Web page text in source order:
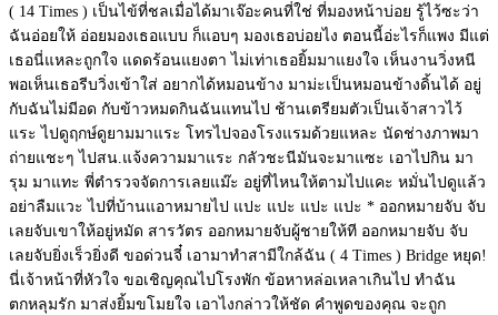
( 14 Times ) เป็นไข้ที่ชลเมื่อได้มาเจ๊อะคนที่ใช่ ที่มองหน้าบ่อย รู้ไว้ซะว่า
ฉันอ่อยให้ อ่อยมองเธอแบบ ก็แอบๆ มองเธอบ่อยไง ตอนนี้อ่ะไรก็แพง มีแต่
เธอนี่แหละถูกใจ แดดร้อนแยงตา ไม่เท่าเธอยิ้มมาแยงใจ เห็นงานวิ่งหนี
พอเห็นเธอรีบวิ่งเข้าใส่ อยากได้หมอนข้าง มาม่ะเป็นหมอนข้างดิ้นได้ อยู่
กับฉันไม่มีอด กับข้าวหมดกินฉันแทนไป ช้านเตรียมตัวเป็นเจ้าสาวไว้
แระ ไปดูฤกษ์ดูยามมาแระ โทรไปจองโรงแรมด้วยแหละ นัดช่างภาพมา
ถ่ายแชะๆ ไปสน.แจ้งความมาแระ กลัวชะนีมันจะมาแซะ เอาไปกิน มา
รุม มาแทะ พี่ตำรวจจัดการเลยแม๊ะ อยู่ที่ไหนให้ตามไปแคะ หมั่นไปดูแล้ว
อย่าลืมแวะ ไปที่บ้านแอาหมายไป แปะ แปะ แปะ แปะ * ออกหมายจับ จับ
เลยจับเขาให้อยู่หมัด สารวัตร ออกหมายจับผู้ชายให้ที ออกหมายจับ จับ
เลยจับยิ่งเร็วยิ่งดี ขอด่วนจี๋ เอามาทำสามีใกล้ฉัน ( 4 Times ) Bridge หยุด!
นี่เจ้าหน้าที่หัวใจ ขอเชิญคุณไปโรงพัก ข้อหาหล่อเหลาเกินไป ทำฉัน
ตกหลุมรัก มาส่งยิ้มขโมยใจ เอาไงกล่าวให้ชัด คำพูดของคุณ จะถูก